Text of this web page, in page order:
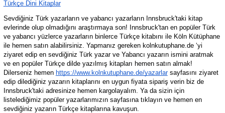
Türkçe Dini Kitaplar
Sevdiğiniz Türk yazarların ve yabancı yazarların Innsbruck'taki kitap
evlerinde olup olmadığını araştırmaya son! Innsbruck'tan en popüler Türk
ve yabancı yüzlerce yazarların binlerce Türkçe kitabını ile Köln Kütüphane
ile hemen satın alabilirsiniz. Yapmanız gereken kolnkutuphane.de ‘yi
ziyaret edip en sevdiğiniz Türk yazar ve Yabancı yazarın ismini aratmak
ve en popüler Türkçe dilde yazılmış kitapları hemen satın almak!
Dilerseniz hemen https://www.kolnkutuphane.de/yazarlar sayfasını ziyaret
edip dilediğiniz yazarın kitaplarını en uygun fiyata sipariş verin biz de
Innsbruck'taki adresinize hemen kargolayalım. Ya da sizin için
listelediğimiz popüler yazarlarımızın sayfasına tıklayın ve hemen en
sevdiğiniz yazarın Türkçe kitaplarına kavuşun.